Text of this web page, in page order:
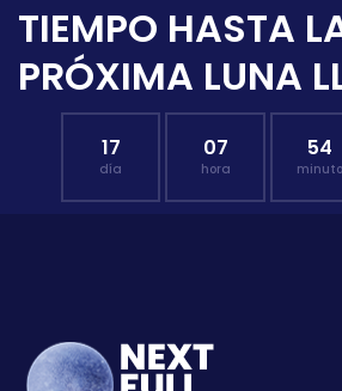
TIEMPO HASTA
PRÓXIMA LUNA
17
día
07
hora
54
minuto